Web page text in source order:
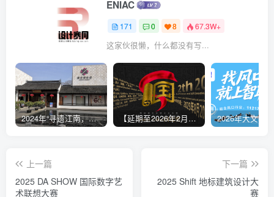
ENIAC
171 0 8 67.3W+
这家伙很懒，什么都没有写...
2024年“寻遗江南，嘉有孔庙”嘉定区非遗文创设计大赛 【延期至2026年2月9日17:00】2025国文奖-两岸青年非遗文创大赛
上一篇
2025 DA SHOW 国际数字艺
术联想大赛
下一篇
2025 Shift 地标建筑设计大
赛